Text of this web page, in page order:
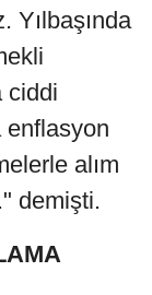
Yılbaşında
ciddi
enflasyon
alım
demişti.